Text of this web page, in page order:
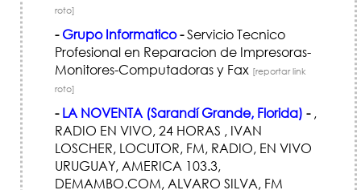
roto]
- Grupo Informatico-Servicio Tecnico
Profesional en Reparacion de Impresoras-
Monitores-Computadoras y Fax [reportar link
roto]
- LA NOVENTA (Sarandí Grande, Florida) -,
RADIO EN VIVO, 24 HORAS , IVAN
LOSCHER, LOCUTOR, FM, RADIO, EN VIVO
URUGUAY, AMERICA 103.3,
DEMAMBO.COM, ALVARO SILVA, FM